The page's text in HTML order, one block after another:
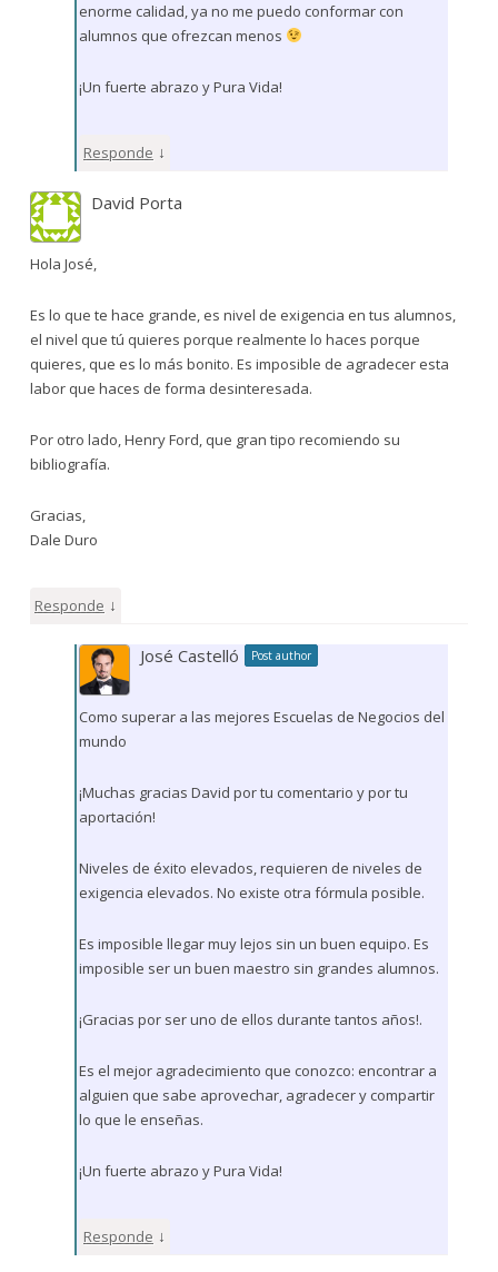
enorme calidad, ya no me puedo conformar con
alumnos que ofrezcan menos
¡Un fuerte abrazo y Pura Vida!
Responde ↓
David Porta
Hola José,
Es lo que te hace grande, es nivel de exigencia en tus alumnos,
el nivel que tú quieres porque realmente lo haces porque
quieres, que es lo más bonito. Es imposible de agradecer esta
labor que haces de forma desinteresada.
Por otro lado, Henry Ford, que gran tipo recomiendo su
bibliografía.
Gracias,
Dale Duro
Responde ↓
José Castelló Post author
Como superar a las mejores Escuelas de Negocios del
mundo
¡Muchas gracias David por tu comentario y por tu
aportación!
Niveles de éxito elevados, requieren de niveles de
exigencia elevados. No existe otra fórmula posible.
Es imposible llegar muy lejos sin un buen equipo. Es
imposible ser un buen maestro sin grandes alumnos.
¡Gracias por ser uno de ellos durante tantos años!.
Es el mejor agradecimiento que conozco: encontrar a
alguien que sabe aprovechar, agradecer y compartir
lo que le enseñas.
¡Un fuerte abrazo y Pura Vida!
Responde ↓